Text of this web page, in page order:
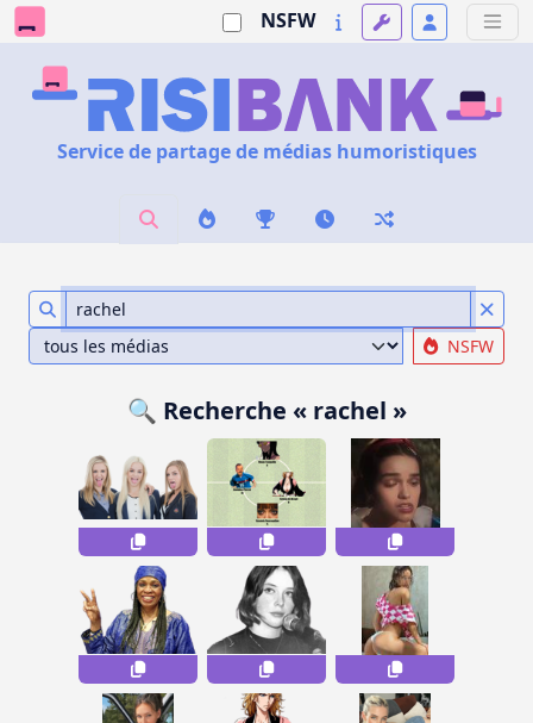
NSFW
Service de partage de médias humoristiques
NSFW
🔍 Recherche « rachel »